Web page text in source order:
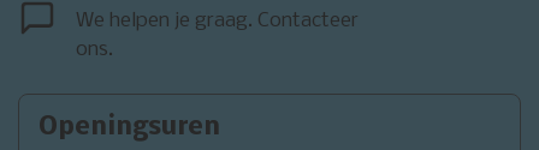
We helpen je graag. Contacteer
ons.
Openingsuren